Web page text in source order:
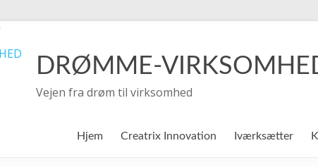
DRØMME-
Vejen fra drøm til virksomhed
Hjem Creatrix Innovation Iværksætter